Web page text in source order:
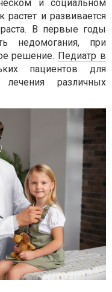
и социальном
и развивается
В первые годы
недомогания, при
решение. Педиатр в
пациентов для
различных